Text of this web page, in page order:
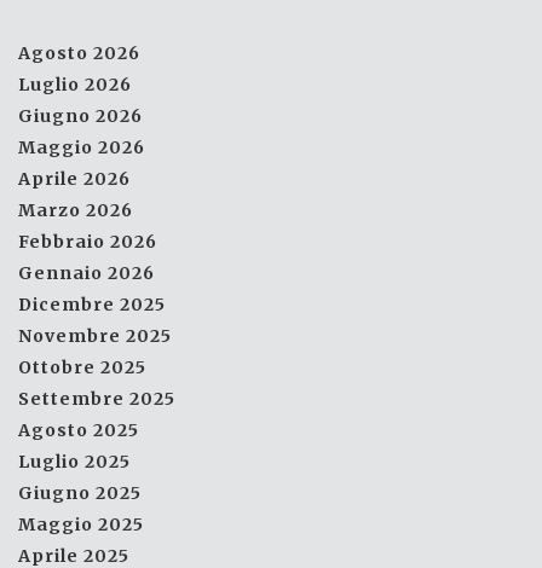
Agosto 2026
Luglio 2026
Giugno 2026
Maggio 2026
Aprile 2026
Marzo 2026
Febbraio 2026
Gennaio 2026
Dicembre 2025
Novembre 2025
Ottobre 2025
Settembre 2025
Agosto 2025
Luglio 2025
Giugno 2025
Maggio 2025
Aprile 2025